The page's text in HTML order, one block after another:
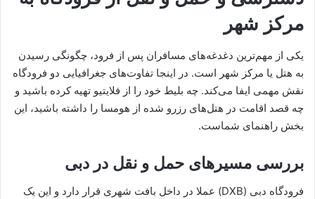
مرکز شهر
یکی از مهم‌ترین دغدغه‌های مسافران پس از فرود، چگونگی رسیدن
به هتل یا مرکز شهر است. در اینجا تفاوت‌های جغرافیایی دو فرودگاه
نقش مهمی ایفا می‌کند. چه بلیط خود را از فلایتیو تهیه کرده باشید و
چه قصد اقامت در هتل‌های رزرو شده از هومسا را داشته باشید، این
بخش راهنمای شماست.
بررسی مسیرهای حمل و نقل در دبی
فرودگاه دبی (DXB) عملا در داخل بافت شهری قرار دارد و این یک